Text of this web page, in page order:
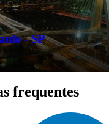
- SP
frequentes